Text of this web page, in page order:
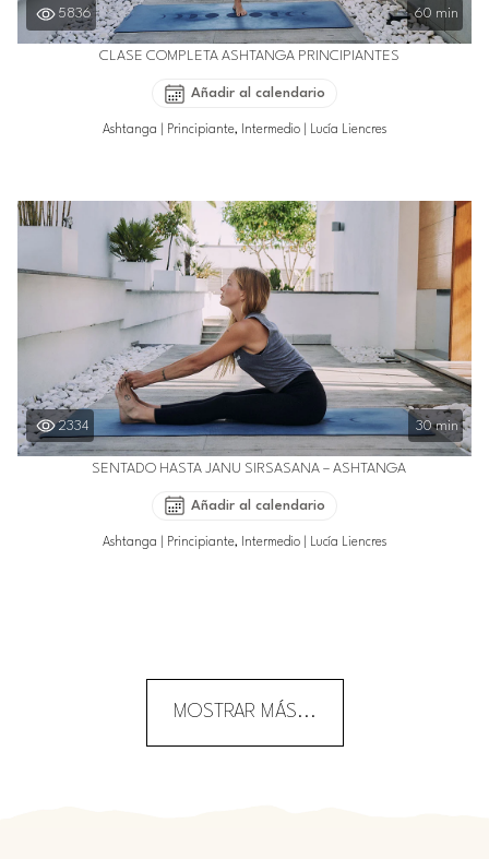
5836 60 min
CLASE COMPLETA ASHTANGA PRINCIPIANTES
Añadir al calendario
Ashtanga Principiante, Intermedio Lucía Liencres
2334 30 min
SENTADO HASTA JANU SIRSASANA – ASHTANGA
Añadir al calendario
Ashtanga Principiante, Intermedio Lucía Liencres
MOSTRAR MÁS...